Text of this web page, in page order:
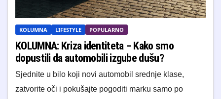
KOLUMNA LIFESTYLE POPULARNO
KOLUMNA: Kriza identiteta – Kako smo
dopustili da automobili izgube dušu?
Sjednite u bilo koji novi automobil srednje klase,
zatvorite oči i pokušajte pogoditi marku samo po